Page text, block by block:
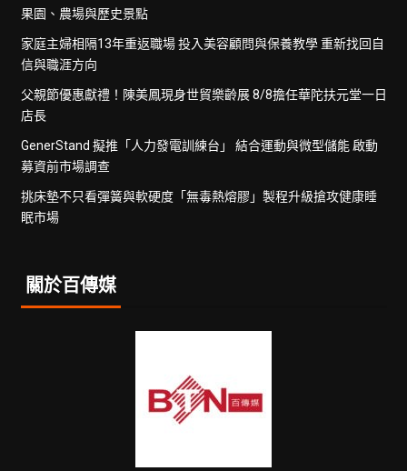
果園、農場與歷史景點
家庭主婦相隔13年重返職場 投入美容顧問與保養教學 重新找回自
信與職涯方向
父親節優惠獻禮！陳美鳳現身世貿樂齡展 8/8擔任華陀扶元堂一日
店長
GenerStand 擬推「人力發電訓練台」 結合運動與微型儲能 啟動
募資前市場調查
挑床墊不只看彈簧與軟硬度「無毒熱熔膠」製程升級搶攻健康睡
眠市場
關於百傳媒